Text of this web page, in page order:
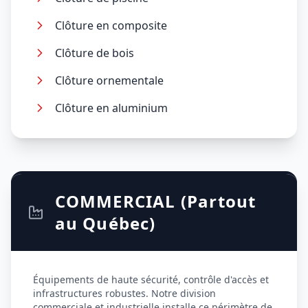
Clôture en composite
Clôture de bois
Clôture ornementale
Clôture en aluminium
COMMERCIAL (Partout
au Québec)
Équipements de haute sécurité, contrôle d'accès et
infrastructures robustes. Notre division